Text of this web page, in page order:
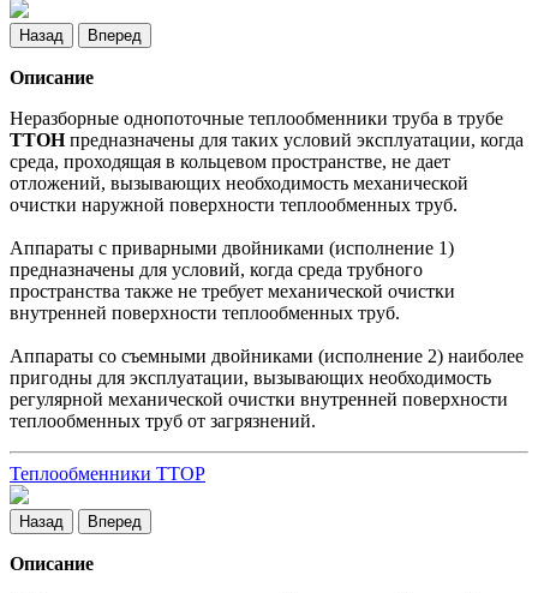
Назад Вперед
Описание
Неразборные однопоточные теплообменники труба в трубе
ТТОНпредназначены для таких условий эксплуатации, когда
среда, проходящая в кольцевом пространстве, не дает
отложений, вызывающих необходимость механической
очистки наружной поверхности теплообменных труб.
Аппараты с приварными двойниками (исполнение 1)
предназначены для условий, когда среда трубного
пространства также не требует механической очистки
внутренней поверхности теплообменных труб.
Аппараты со съемными двойниками (исполнение 2) наиболее
пригодны для эксплуатации, вызывающих необходимость
регулярной механической очистки внутренней поверхности
теплообменных труб от загрязнений.
Теплообменники ТТОР
Назад Вперед
Описание